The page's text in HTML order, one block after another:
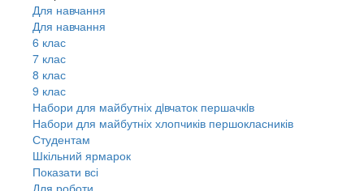
Для навчання
Для навчання
6 клас
7 клас
8 клас
9 клас
Набори для майбутніх дiвчаток першачкiв
Набори для майбутніх хлопчиків першокласників
Студентам
Шкільний ярмарок
Показати всі
Для роботи